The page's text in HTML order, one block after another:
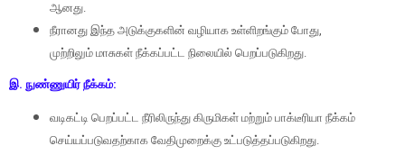
ஆனது.
நீரானது இந்த அடுக்குகளின் வழியாக உள்ளிறங்கும் போது,
முற்றிலும் மாசுகள் நீக்கப்பட்ட நிலையில் பெறப்படுகிறது.
இ. நுண்ணுயிர் நீக்கம்:
வடிகட்டி பெறப்பட்ட நீரிலிருந்து கிருமிகள் மற்றும் பாக்டீரியா நீக்கம்
செய்யப்படுவதற்காக வேதிமுறைக்கு உட்படுத்தப்படுகிறது.